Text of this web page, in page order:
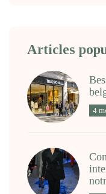
Articles
4